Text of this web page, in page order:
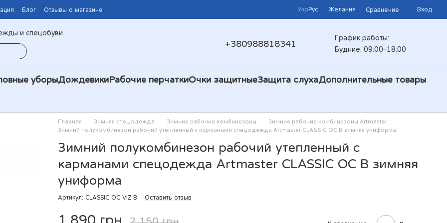
Блог Отзывы о магазине УкрРус Желания Сравнение Вход
и спецобуви
+380988818341
График работы:
Будние: 09:00–18:00
уборыДождевикиРабочие перчаткиОчки защитныеЗащита слухаДополнительные товары
Главная Зимняя спецодежда Зимние рабочие комбинезоны
Зимние рабочие комбинезоны Artmaster
Зимний полукомбинезон рабочий утепленный с карманами спецодежда Artmaster CLASSIC OC B зимняя униформа
Зимний полукомбинезон рабочий утепленный с
карманами спецодежда Artmaster CLASSIC OC B зимняя
униформа
Артикул: CLASSIC OC VIZ B Оставить отзыв
1 890 грн